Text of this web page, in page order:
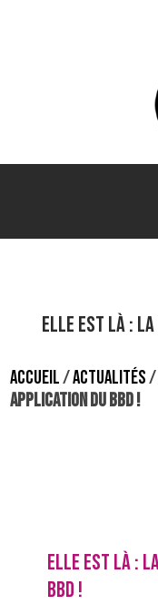
ELLE EST LÀ :
ACCUEIL/ACTUALITÉS
APPLICATION DU BBD !
ELLE EST LÀ :
BBD !